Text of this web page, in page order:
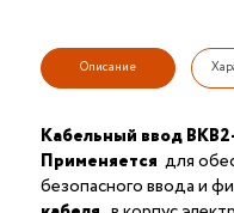
Описание
Кабельный ввод
Применяется для
безопасного ввода и